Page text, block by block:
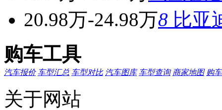
20.98万-24.98万8 比亚
购车工具
汽车报价 车型汇总 车型对比 汽车图库 车型查询 商家地图 购
关于网站